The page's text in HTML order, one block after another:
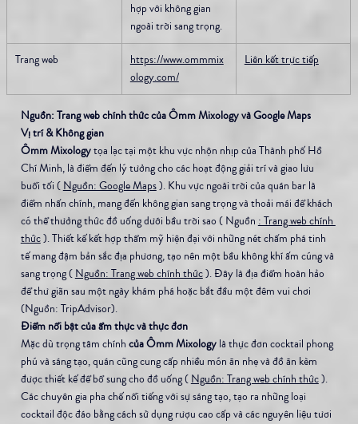
hợp với không gian
ngoài trời sang trọng.
Trang web
https://www.ommmix
ology.com/
Liên kết trực tiếp
Nguồn: Trang web chính thức của Ômm Mixology và Google Maps
Vị trí & Không gian
Ômm Mixology tọa lạc tại một khu vực nhộn nhịp của Thành phố Hồ
Chí Minh, là điểm đến lý tưởng cho các hoạt động giải trí và giao lưu
buổi tối ( Nguồn: Google Maps ). Khu vực ngoài trời của quán bar là
điểm nhấn chính, mang đến không gian sang trọng và thoải mái để khách
có thể thưởng thức đồ uống dưới bầu trời sao ( Nguồn : Trang web chính
thức ). Thiết kế kết hợp thẩm mỹ hiện đại với những nét chấm phá tinh
tế mang đậm bản sắc địa phương, tạo nên một bầu không khí ấm cúng và
sang trọng ( Nguồn: Trang web chính thức ). Đây là địa điểm hoàn hảo
để thư giãn sau một ngày khám phá hoặc bắt đầu một đêm vui chơi
(Nguồn: TripAdvisor).
Điểm nổi bật của ẩm thực và thực đơn
Mặc dù trọng tâm chính của Ômm Mixology là thực đơn cocktail phong
phú và sáng tạo, quán cũng cung cấp nhiều món ăn nhẹ và đồ ăn kèm
được thiết kế để bổ sung cho đồ uống ( Nguồn: Trang web chính thức ).
Các chuyên gia pha chế nổi tiếng với sự sáng tạo, tạo ra những loại
cocktail độc đáo bằng cách sử dụng rượu cao cấp và các nguyên liệu tươi